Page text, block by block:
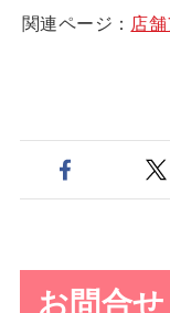
関連ページ： 店
お問合